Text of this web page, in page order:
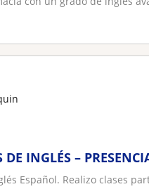
DE INGLÉS –
Español. Realizo clases